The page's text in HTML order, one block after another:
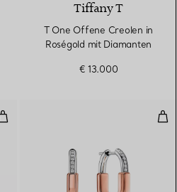
Tiffany T
T One Offene Creolen in
Roségold mit Diamanten
€ 13.000
Ohrringe in Roségold mit